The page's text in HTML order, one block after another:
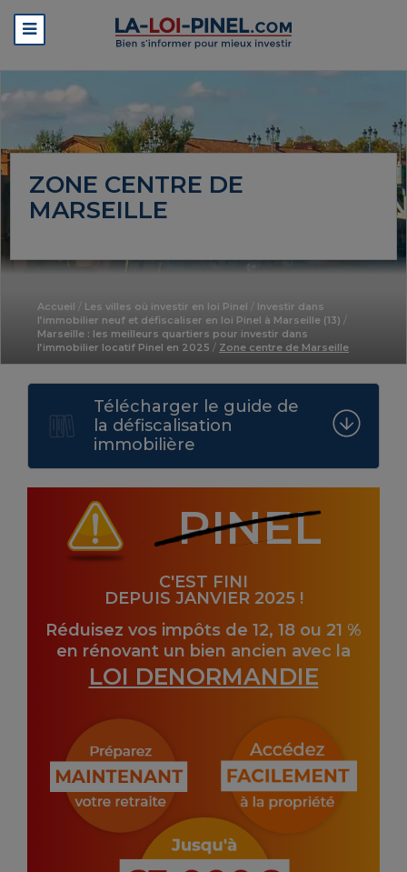
ZONE CENTRE DE
MARSEILLE
Accueil / Les villes où investir en loi Pinel / Investir dans
l’immobilier neuf et défiscaliser en loi Pinel à Marseille (13) /
Marseille : les meilleurs quartiers pour investir dans
l’immobilier locatif Pinel en 2025 / Zone centre de Marseille
PINEL
C'EST FINI
DEPUIS JANVIER 2025 !
Réduisez vos impôts de 12, 18 ou 21 %
en rénovant un bien ancien avec la
LOI DENORMANDIE
Télécharger le guide de
la défiscalisation
immobilière